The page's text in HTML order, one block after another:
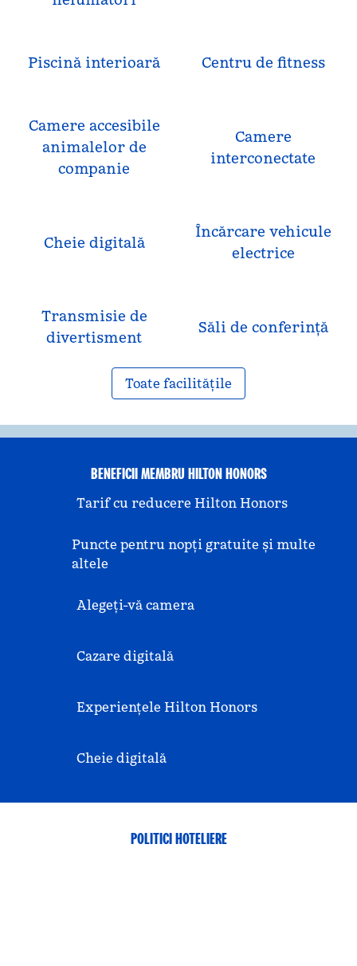
Piscină interioară Centru de fitness
Camere accesibile
animalelor de
companie
Camere
interconectate
Cheie digitală
Încărcare vehicule
electrice
Transmisie de
divertisment
Săli de conferință
Toate facilitățile
BENEFICII MEMBRU HILTON HONORS
Tarif cu reducere Hilton Honors
Puncte pentru nopți gratuite și multe
altele
Alegeți-vă camera
Cazare digitală
Experiențele Hilton Honors
Cheie digitală
POLITICI HOTELIERE